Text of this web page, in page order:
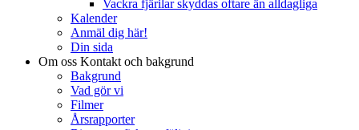
Vackra fjärilar skyddas oftare än alldagliga
Kalender
Anmäl dig här!
Din sida
Om oss Kontakt och bakgrund
Bakgrund
Vad gör vi
Filmer
Årsrapporter